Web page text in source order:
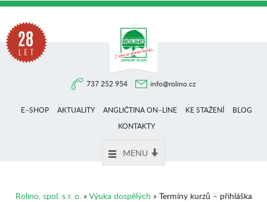
737 252 954 info@rolino.cz
E–SHOP AKTUALITY ANGLIČTINA ON–LINE KE STAŽENÍ
BLOG
KONTAKTY
MENU
Rolino, spol. s r. o.»Výuka dospělých » Termíny kurzů – přihláška